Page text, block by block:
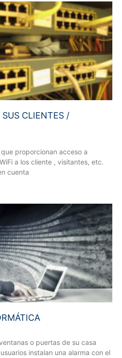
SUS CLIENTES /
proporcionan acceso a
a los cliente , visitantes, etc.
cuenta
o puertas de su casa
instalan una alarma con el